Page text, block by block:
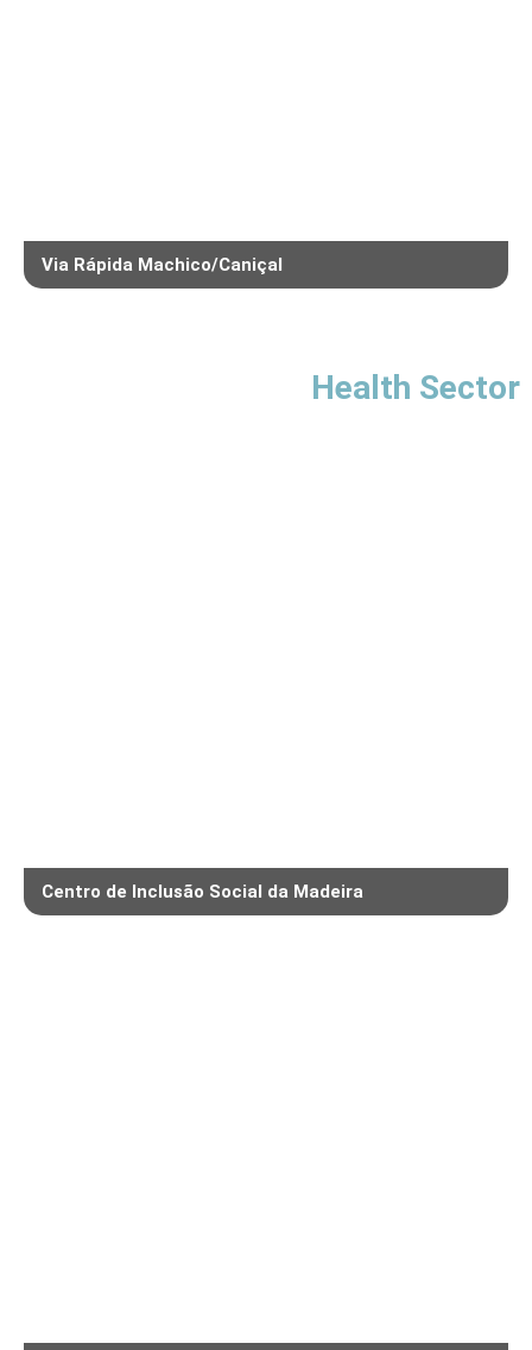
Via Rápida Machico/Caniçal
Health Sector
Centro de Inclusão Social da Madeira